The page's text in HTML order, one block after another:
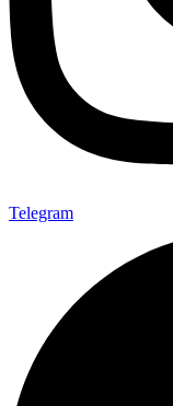
Telegram